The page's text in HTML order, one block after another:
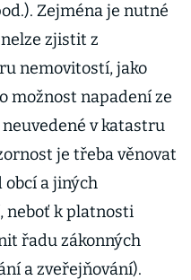
Zejména je nutné
zjistit z
nemovitostí, jako
možnost napadení ze
v katastru
je třeba věnovat
a jiných
neboť k platnosti
řadu zákonných
a zveřejňování).